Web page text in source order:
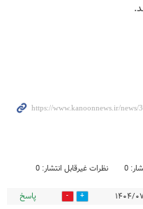
0 نظرات غیرقابل انتشار: 0
0 پاسخ